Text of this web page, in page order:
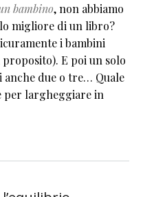
bambino, non abbiamo
migliore di un libro?
i bambini
E poi un solo
anche due o tre… Quale
per largheggiare in